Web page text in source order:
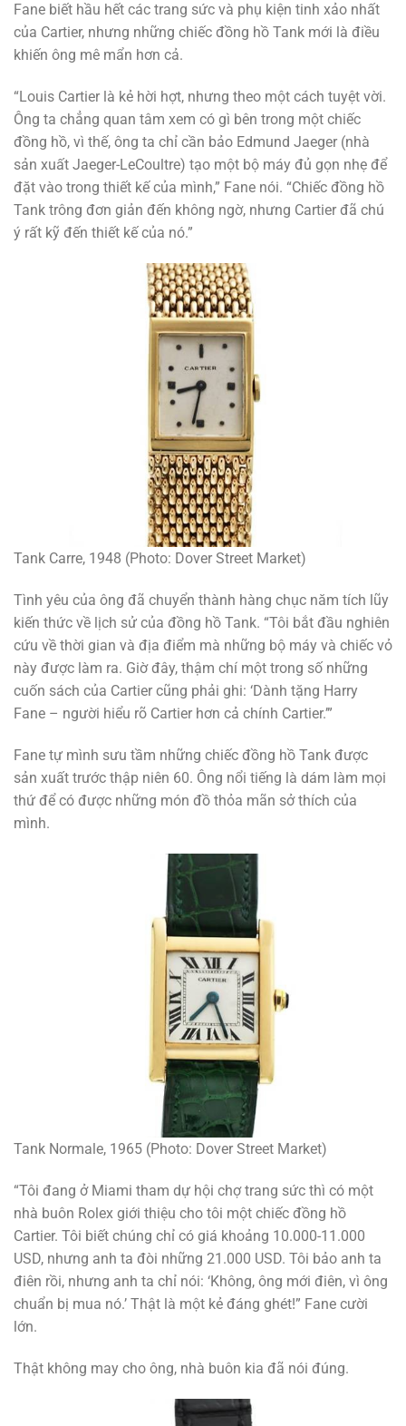
Fane biết hầu hết các trang sức và phụ kiện tinh xảo nhất
của Cartier, nhưng những chiếc đồng hồ Tank mới là điều
khiến ông mê mẩn hơn cả.
“Louis Cartier là kẻ hời hợt, nhưng theo một cách tuyệt vời.
Ông ta chẳng quan tâm xem có gì bên trong một chiếc
đồng hồ, vì thế, ông ta chỉ cần bảo Edmund Jaeger (nhà
sản xuất Jaeger-LeCoultre) tạo một bộ máy đủ gọn nhẹ để
đặt vào trong thiết kế của mình,” Fane nói. “Chiếc đồng hồ
Tank trông đơn giản đến không ngờ, nhưng Cartier đã chú
ý rất kỹ đến thiết kế của nó.”
Tank Carre, 1948 (Photo: Dover Street Market)
Tình yêu của ông đã chuyển thành hàng chục năm tích lũy
kiến thức về lịch sử của đồng hồ Tank. “Tôi bắt đầu nghiên
cứu về thời gian và địa điểm mà những bộ máy và chiếc vỏ
này được làm ra. Giờ đây, thậm chí một trong số những
cuốn sách của Cartier cũng phải ghi: ‘Dành tặng Harry
Fane – người hiểu rõ Cartier hơn cả chính Cartier.’”
Fane tự mình sưu tầm những chiếc đồng hồ Tank được
sản xuất trước thập niên 60. Ông nổi tiếng là dám làm mọi
thứ để có được những món đồ thỏa mãn sở thích của
mình.
Tank Normale, 1965 (Photo: Dover Street Market)
“Tôi đang ở Miami tham dự hội chợ trang sức thì có một
nhà buôn Rolex giới thiệu cho tôi một chiếc đồng hồ
Cartier. Tôi biết chúng chỉ có giá khoảng 10.000-11.000
USD, nhưng anh ta đòi những 21.000 USD. Tôi bảo anh ta
điên rồi, nhưng anh ta chỉ nói: ‘Không, ông mới điên, vì ông
chuẩn bị mua nó.’ Thật là một kẻ đáng ghét!” Fane cười
lớn.
Thật không may cho ông, nhà buôn kia đã nói đúng.